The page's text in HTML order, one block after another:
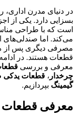
در دنیای مدرن
بسزایی دارد. یکی از
است که با طراحی
می‌کند. اما صندلی‌های
مصرفی دیگری پس از
قطعات هستند. در
معرفی و بررسی
چرخدار ، قطعات یدکی
گیمینگ بپردازیم.
معرفی قطعات